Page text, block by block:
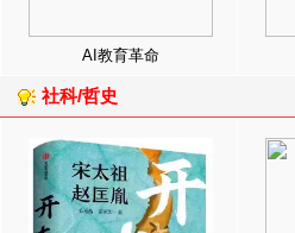
AI教育革命
社科/哲史